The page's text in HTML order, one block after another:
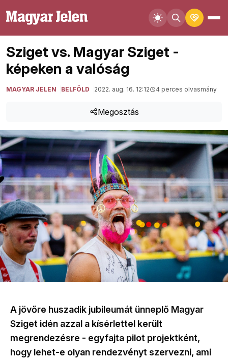
Sziget vs. Magyar Sziget -
képeken a valóság
MAGYAR JELEN BELFÖLD 2022. aug. 16. 12:12 4 perces olvasmány
Megosztás
A jövőre huszadik jubileumát ünneplő Magyar
Sziget idén azzal a kísérlettel került
megrendezésre - egyfajta pilot projektként,
hogy lehet-e olyan rendezvényt szervezni, ami